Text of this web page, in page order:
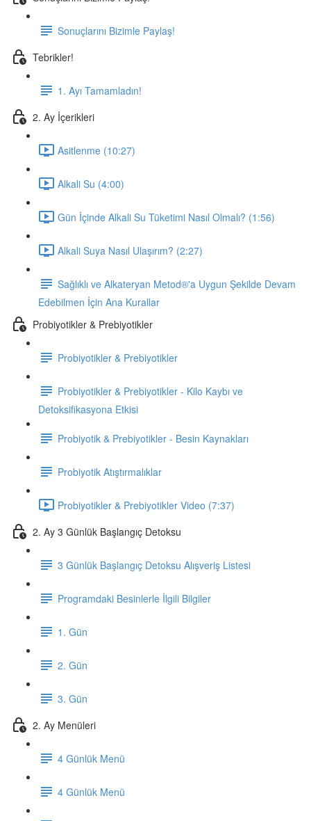
Sonuçlarını Bizimle Paylaş!
Tebrikler!
1. Ayı Tamamladın!
2. Ay İçerikleri
Asitlenme (10:27)
Alkali Su (4:00)
Gün İçinde Alkali Su Tüketimi Nasıl Olmalı? (1:56)
Alkali Suya Nasıl Ulaşırım? (2:27)
Sağlıklı ve Alkateryan Metod®'a Uygun Şekilde Devam
Edebilmen İçin Ana Kurallar
Probiyotikler & Prebiyotikler
Probiyotikler & Prebiyotikler
Probiyotikler & Prebiyotikler - Kilo Kaybı ve
Detoksifikasyona Etkisi
Probiyotik & Prebiyotikler - Besin Kaynakları
Probiyotik Atıştırmalıklar
Probiyotikler & Prebiyotikler Video (7:37)
2. Ay 3 Günlük Başlangıç Detoksu
3 Günlük Başlangıç Detoksu Alışveriş Listesi
Programdaki Besinlerle İlgili Bilgiler
1. Gün
2. Gün
3. Gün
2. Ay Menüleri
4 Günlük Menü
4 Günlük Menü